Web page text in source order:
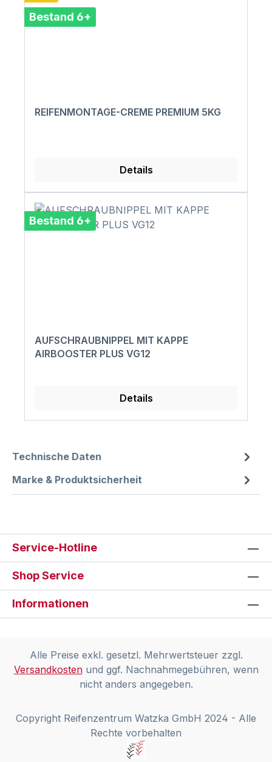
Bestand 6+
REIFENMONTAGE-CREME PREMIUM 5KG
Details
Bestand 6+
AUFSCHRAUBNIPPEL MIT KAPPE
AIRBOOSTER PLUS VG12
Details
Technische Daten
Marke & Produktsicherheit
Service-Hotline
Shop Service
Informationen
Alle Preise exkl. gesetzl. Mehrwertsteuer zzgl.
Versandkostenund ggf. Nachnahmegebühren, wenn
nicht anders angegeben.
Copyright Reifenzentrum Watzka GmbH 2024 - Alle
Rechte vorbehalten